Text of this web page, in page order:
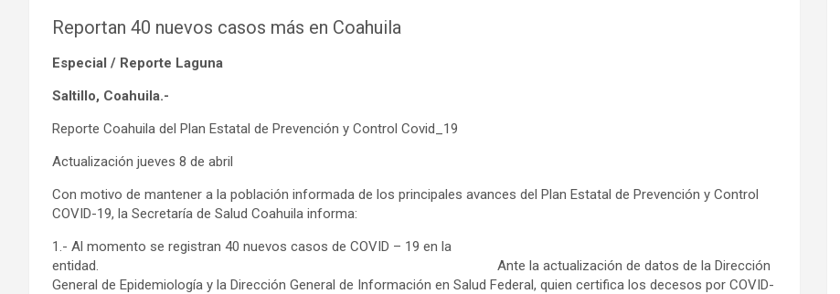
Reportan 40 nuevos casos más en Coahuila
Especial / Reporte Laguna
Saltillo, Coahuila.-
Reporte Coahuila del Plan Estatal de Prevención y Control Covid_19
Actualización jueves 8 de abril
Con motivo de mantener a la población informada de los principales avances del Plan Estatal de Prevención y Control
COVID-19, la Secretaría de Salud Coahuila informa:
1.- Al momento se registran 40 nuevos casos de COVID – 19 en la
entidad. Ante la actualización de datos de la Dirección
General de Epidemiología y la Dirección General de Información en Salud Federal, quien certifica los decesos por COVID-